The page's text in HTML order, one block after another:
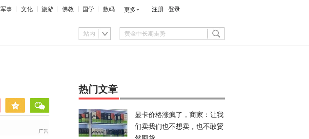
军事 文化 旅游 佛教 国学 数码 更多 注册 登录
站内
热门文章
显卡价格涨疯了，商家：让我
们卖我们也不想卖，也不敢贸